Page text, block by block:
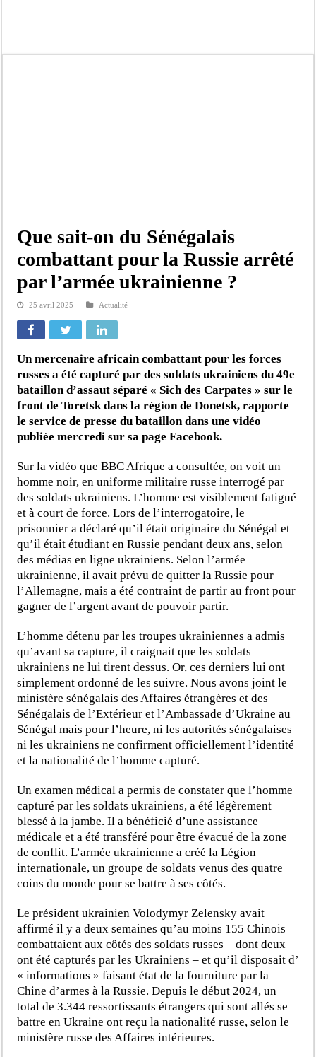
Que sait-on du Sénégalais
combattant pour la Russie arrêté
par l’armée ukrainienne ?
25 avril 2025 Actualité
Un mercenaire africain combattant pour les forces
russes a été capturé par des soldats ukrainiens du 49e
bataillon d’assaut séparé « Sich des Carpates » sur le
front de Toretsk dans la région de Donetsk, rapporte
le service de presse du bataillon dans une vidéo
publiée mercredi sur sa page Facebook.
Sur la vidéo que BBC Afrique a consultée, on voit un
homme noir, en uniforme militaire russe interrogé par
des soldats ukrainiens. L’homme est visiblement fatigué
et à court de force. Lors de l’interrogatoire, le
prisonnier a déclaré qu’il était originaire du Sénégal et
qu’il était étudiant en Russie pendant deux ans, selon
des médias en ligne ukrainiens. Selon l’armée
ukrainienne, il avait prévu de quitter la Russie pour
l’Allemagne, mais a été contraint de partir au front pour
gagner de l’argent avant de pouvoir partir.
L’homme détenu par les troupes ukrainiennes a admis
qu’avant sa capture, il craignait que les soldats
ukrainiens ne lui tirent dessus. Or, ces derniers lui ont
simplement ordonné de les suivre. Nous avons joint le
ministère sénégalais des Affaires étrangères et des
Sénégalais de l’Extérieur et l’Ambassade d’Ukraine au
Sénégal mais pour l’heure, ni les autorités sénégalaises
ni les ukrainiens ne confirment officiellement l’identité
et la nationalité de l’homme capturé.
Un examen médical a permis de constater que l’homme
capturé par les soldats ukrainiens, a été légèrement
blessé à la jambe. Il a bénéficié d’une assistance
médicale et a été transféré pour être évacué de la zone
de conflit. L’armée ukrainienne a créé la Légion
internationale, un groupe de soldats venus des quatre
coins du monde pour se battre à ses côtés.
Le président ukrainien Volodymyr Zelensky avait
affirmé il y a deux semaines qu’au moins 155 Chinois
combattaient aux côtés des soldats russes – dont deux
ont été capturés par les Ukrainiens – et qu’il disposait d’
« informations » faisant état de la fourniture par la
Chine d’armes à la Russie. Depuis le début 2024, un
total de 3.344 ressortissants étrangers qui sont allés se
battre en Ukraine ont reçu la nationalité russe, selon le
ministère russe des Affaires intérieures.